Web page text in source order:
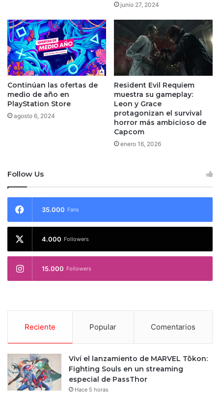
junio 27, 2024
Continúan las ofertas de
medio de año en
PlayStation Store
agosto 6, 2024
Resident Evil Requiem
muestra su gameplay:
Leon y Grace
protagonizan el survival
horror más ambicioso de
Capcom
enero 16, 2026
Follow Us
35.000 Fans
4.000 Followers
15.000 Followers
Reciente Popular Comentarios
Viví el lanzamiento de MARVEL Tōkon:
Fighting Souls en un streaming
especial de PassThor
Hace 5 horas